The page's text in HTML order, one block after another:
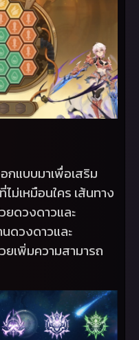
กแบบมาเพื่อเสริม
เหมือนใคร เส้นทาง
ยดวงดาวและ
ดวงดาวและ
เพิ่มความสามารถ